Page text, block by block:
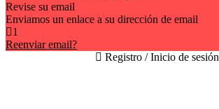
Revise su email
Enviamos un enlace a su dirección de email
1
Reenviar email?
Registro / Inicio de sesión